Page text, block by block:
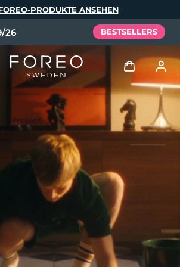
PRODUKTE ANSEHEN
26 BESTSELLERS
Anmelden
Meine Geräte
Meine Bestellungen
Meine Adressen
Meine Abonnements
Tech Elixir
Set
Deutsch
Italiano
Português
Svenska
Русский
简体中文 繁體中文